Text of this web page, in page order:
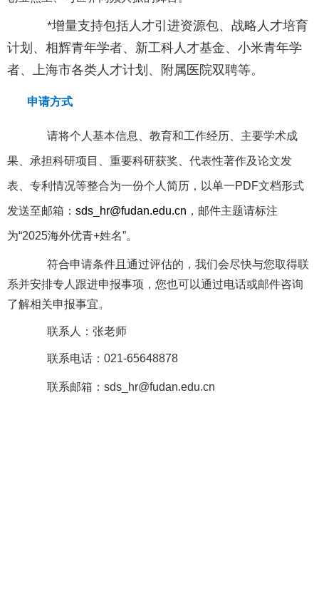
*增量支持包括人才引进资源包、战略人才培育
计划、相辉青年学者、新工科人才基金、小米青年学
者、上海市各类人才计划、附属医院双聘等。
申请方式
请将个人基本信息、教育和工作经历、主要学术成
果、承担科研项目、重要科研获奖、代表性著作及论文发
表、专利情况等整合为一份个人简历，以单一PDF文档形式
发送至邮箱： sds_hr@fudan.edu.cn ， 邮件主题请标注
为“2025海外优青+姓名”。
符合申请条件且通过评估的，我们会尽快与您取得联
系并安排专人跟进申报事项，您也可以通过电话或邮件咨询
了解相关申报事宜。
联系人：张老师
联系电话：021-65648878
联系邮箱： sds_hr@fudan.edu.cn